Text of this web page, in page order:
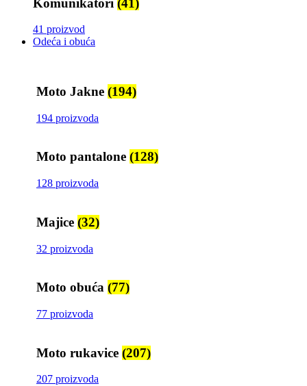
41 proizvod
Odeća i obuća
Moto Jakne (194)
194 proizvoda
Moto pantalone (128)
128 proizvoda
Majice (32)
32 proizvoda
Moto obuća (77)
77 proizvoda
Moto rukavice (207)
207 proizvoda